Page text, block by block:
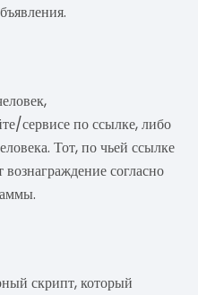
сервисе по ссылке, либо
Тот, по чьей ссылке
вознаграждение согласно
скрипт, который